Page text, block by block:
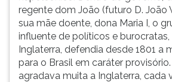
regente dom João (futuro D. João
sua mãe doente, dona Maria I, o
influente de políticos e
Inglaterra, defendia desde 1801 a
para o Brasil em caráter
agradava muita a Inglaterra, cada